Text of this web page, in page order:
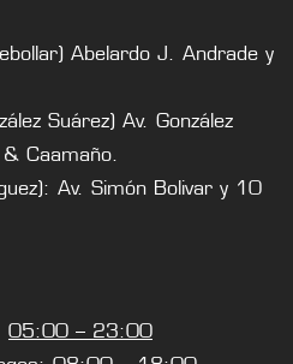
Abelardo J. Andrade y
Suárez) Av. González
Caamaño.
Av. Simón Bolivar y 10
05:00 – 23:00